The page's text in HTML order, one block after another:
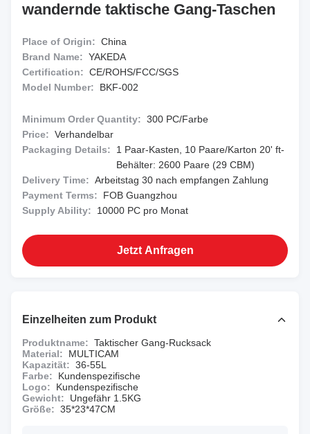
wandernde taktische Gang-Taschen
Place of Origin: China
Brand Name: YAKEDA
Certification: CE/ROHS/FCC/SGS
Model Number:
BKF-002
Minimum Order Quantity: 300 PC/Farbe
Price: Verhandelbar
Packaging Details:
1 Paar-Kasten, 10 Paare/Karton 20' ft-
Behälter: 2600 Paare (29 CBM)
Delivery Time: Arbeitstag 30 nach empfangen Zahlung
Payment Terms:
FOB Guangzhou
Supply Ability:
10000 PC pro Monat
Jetzt Anfragen
Einzelheiten zum Produkt
Produktname: Taktischer Gang-Rucksack
Material:
MULTICAM
Kapazität: 36-55L
Farbe:
Kundenspezifische
Logo:
Kundenspezifische
Gewicht:
Ungefähr 1.5KG
Größe: 35*23*47CM